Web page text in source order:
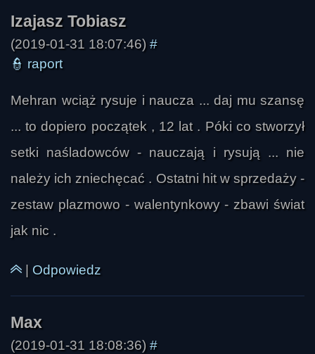
(2019-01-31 18:07:46) #
👮 raport
Mehran wciąż rysuje i naucza ... daj mu szansę
... to dopiero początek , 12 lat . Póki co stworzył
setki naśladowców - nauczają i rysują ... nie
należy ich zniechęcać . Ostatni hit w sprzedaży -
zestaw plazmowo - walentynkowy - zbawi świat
jak nic .
| Odpowiedz
(2019-01-31 18:08:36) #
Okuś
nick